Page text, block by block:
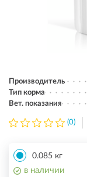
Производитель
Тип корма
Вет. показания
(0)
0.085 кг
в наличии